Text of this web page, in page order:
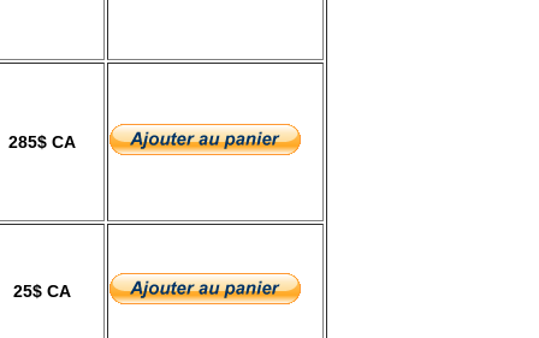
285$ CA
25$ CA